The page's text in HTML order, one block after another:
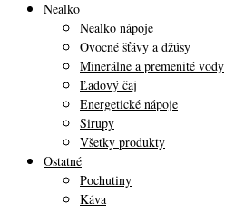
Nealko
Nealko nápoje
Ovocné šťávy a džúsy
Minerálne a premenité vody
Ľadový čaj
Energetické nápoje
Sirupy
Všetky produkty
Ostatné
Pochutiny
Káva